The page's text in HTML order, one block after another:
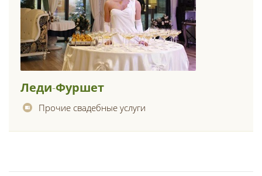
Леди-Фуршет
Прочие свадебные услуги